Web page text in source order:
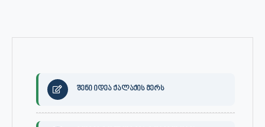
შენი იდეა ქალაქის მერს